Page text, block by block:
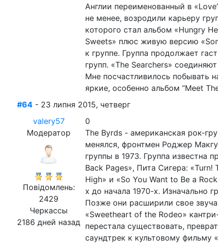
Англии переименованный в
не менее, возродили карьеру
которого стал альбом «Hungry
Sweets» плюс живую версию
к группе. Группа продолжает
групп. «The Searchers»
Мне посчастливилось побывать
яркие, особенно альбом “Meet
#64 - 23 липня 2015, четверг
valery57
Модератор
Повідомлень:
2429
Черкассы
2186 дней назад
0
The Byrds - американская рок-
менялся, фронтмен Роджер
группы в 1973. Группа известна
Back Pages», Пита Сигера:
High» и «So You Want to Be a
х до начала 1970-х. Изначально
Позже они расширили свое
«Sweetheart of the Rodeo»
перестала существовать,
саундтрек к культовому фильму